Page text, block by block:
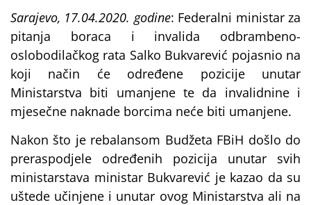
Sarajevo, 17.04.2020. godine: Federalni ministar za
pitanja boraca i invalida odbrambeno-
oslobodilačkog rata Salko Bukvarević pojasnio na
koji način će određene pozicije unutar
Ministarstva biti umanjene te da invalidnine i
mjesečne naknade borcima neće biti umanjene.
Nakon što je rebalansom Budžeta FBiH došlo do
preraspodjele određenih pozicija unutar svih
ministarstava ministar Bukvarević je kazao da su
uštede učinjene i unutar ovog Ministarstva ali na